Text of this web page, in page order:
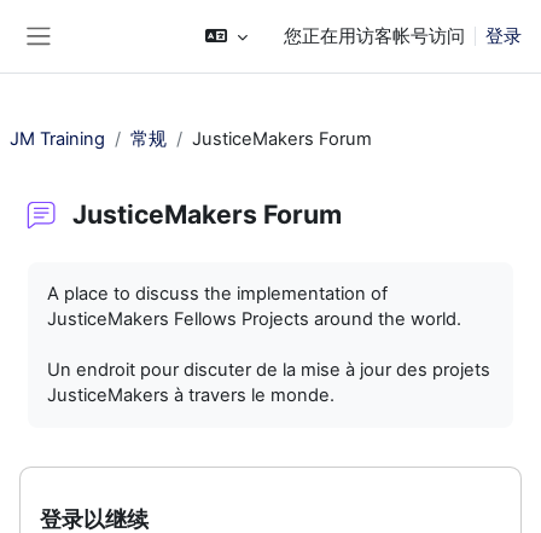
您正在用访客帐号访问 登录
JM Training 常规 JusticeMakers Forum
JusticeMakers Forum
A place to discuss the implementation of
JusticeMakers Fellows Projects around the world.
Un endroit pour discuter de la mise à jour des projets
JusticeMakers à travers le monde.
登录以继续